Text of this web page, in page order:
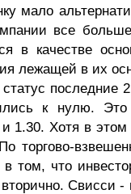
мало
все
в качестве
лежащей в их
последние
к нулю.
1.30. Хотя в
торгово-
том, что
Свисси